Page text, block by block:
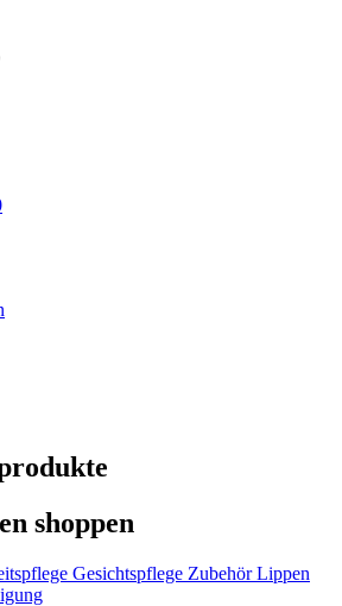
shoppen
Gesichtspflege Zubehör Lippen